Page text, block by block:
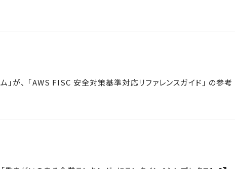
」が、 「AWS FISC 安全対策基準対応リファレンスガイド」 の参考